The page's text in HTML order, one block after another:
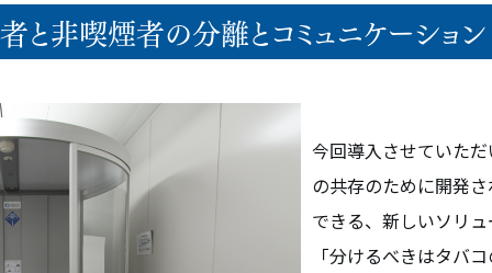
要 オフィス・アクセス
ーフォーム
と非喫煙者の分離とコミュニケーション
今回導入させていた
の共存のために開発
できる、新しいソリ
「分けるべきはタバ